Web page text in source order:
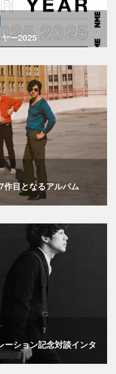
ー2025
作目となるアルバム
ション記念対談インタ